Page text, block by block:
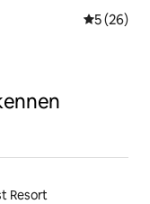
5 (26)
Resort